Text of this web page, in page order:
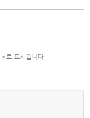
* 로 표시됩니다